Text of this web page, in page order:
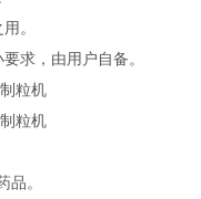
。
求，由用户自备。
品‌。